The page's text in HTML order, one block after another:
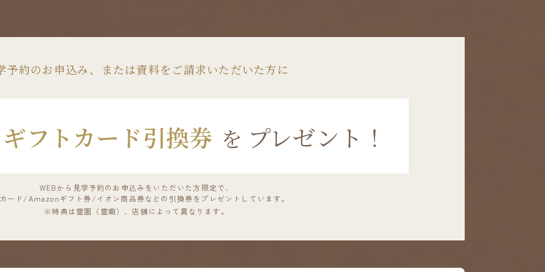
予約のお申込み、 または資料をご請求いただいた方に
ギフトカード引換券 を プレゼント！
WEBから見学予約のお申込みをいただいた方限定で、
ード/Amazonギフト券/イオン商品券などの引換券をプレゼントしています。
※特典は霊園（霊廟）、店舗によって異なります。